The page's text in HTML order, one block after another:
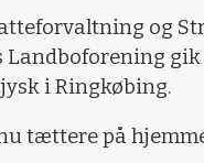
og
Landboforening
i Ringkøbing.
tættere på